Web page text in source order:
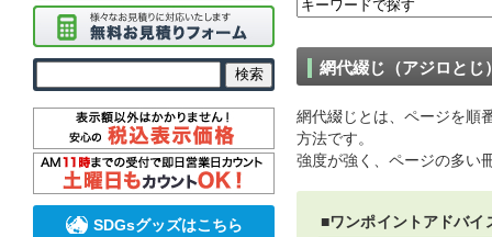
網代綴じ（アジロとじ
網代綴じとは、ページを順
方法です。
強度が強く、ページの多い
■ワンポイントアドバイ
SDGsグッズはこちら